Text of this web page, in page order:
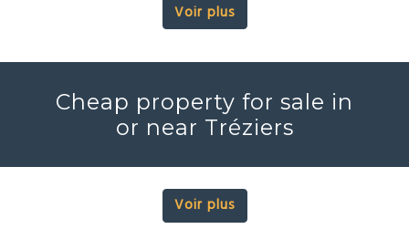
Voir plus
Cheap property for sale in
or near Tréziers
Voir plus